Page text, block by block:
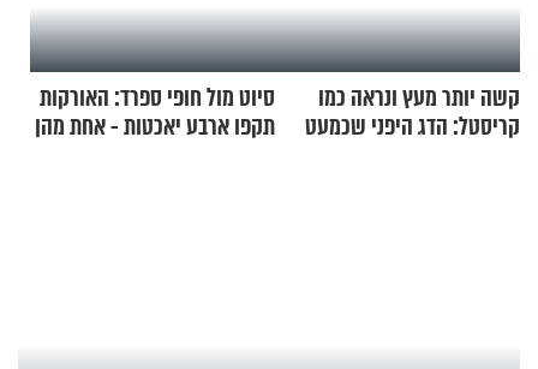
קשה יותר מעץ ונראה כמו
קריסטל: הדג היפני שכמעט
סיוט מול חופי ספרד: האורקות
תקפו ארבע יאכטות - אחת מהן